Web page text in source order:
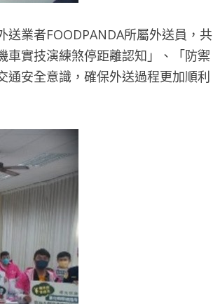
業者FOODPANDA所屬外送員，共
車實技演練煞停距離認知」、「防禦
通安全意識，確保外送過程更加順利